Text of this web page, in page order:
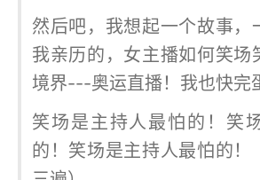
然后吧，我想起一个故事，
我亲历的，女主播如何笑场
境界---奥运直播！我也快完
笑场是主持人最怕的！笑
的！笑场是主持人最怕的！